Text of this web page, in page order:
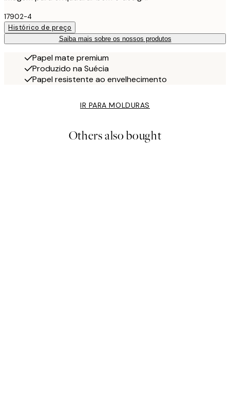
17902-4
Histórico de preço
Saiba mais sobre os nossos produtos
Papel mate premium
Produzido na Suécia
Papel resistente ao envelhecimento
IR PARA MOLDURAS
Others also bought